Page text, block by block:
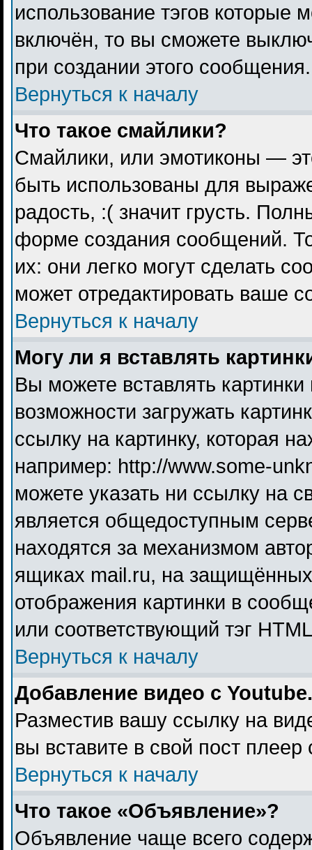
использование тэгов которые
включён, то вы сможете
при создании этого сообщения.
Вернуться к началу
Что такое смайлики?
Смайлики, или эмотиконы —
быть использованы для
радость, :( значит грусть.
форме создания сообщений.
их: они легко могут сделать
может отредактировать ваше
Вернуться к началу
Могу ли я вставлять
Вы можете вставлять
возможности загружать
ссылку на картинку, которая
например: http://www.some-
можете указать ни ссылку на
является общедоступным
находятся за механизмом
ящиках mail.ru, на
отображения картинки в
или соответствующий тэг
Вернуться к началу
Добавление видео с
Разместив вашу ссылку на
вы вставите в свой пост плеер
Вернуться к началу
Что такое «Объявление»?
Объявление чаще всего